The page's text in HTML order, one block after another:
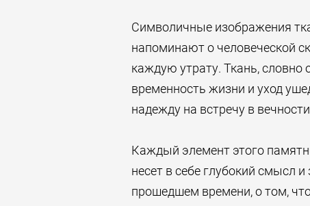
Символичные изображения
напоминают о человеческой
каждую утрату. Ткань, словно
временность жизни и уход
надежду на встречу в
Каждый элемент этого
несет в себе глубокий смысл
прошедшем времени, о том,